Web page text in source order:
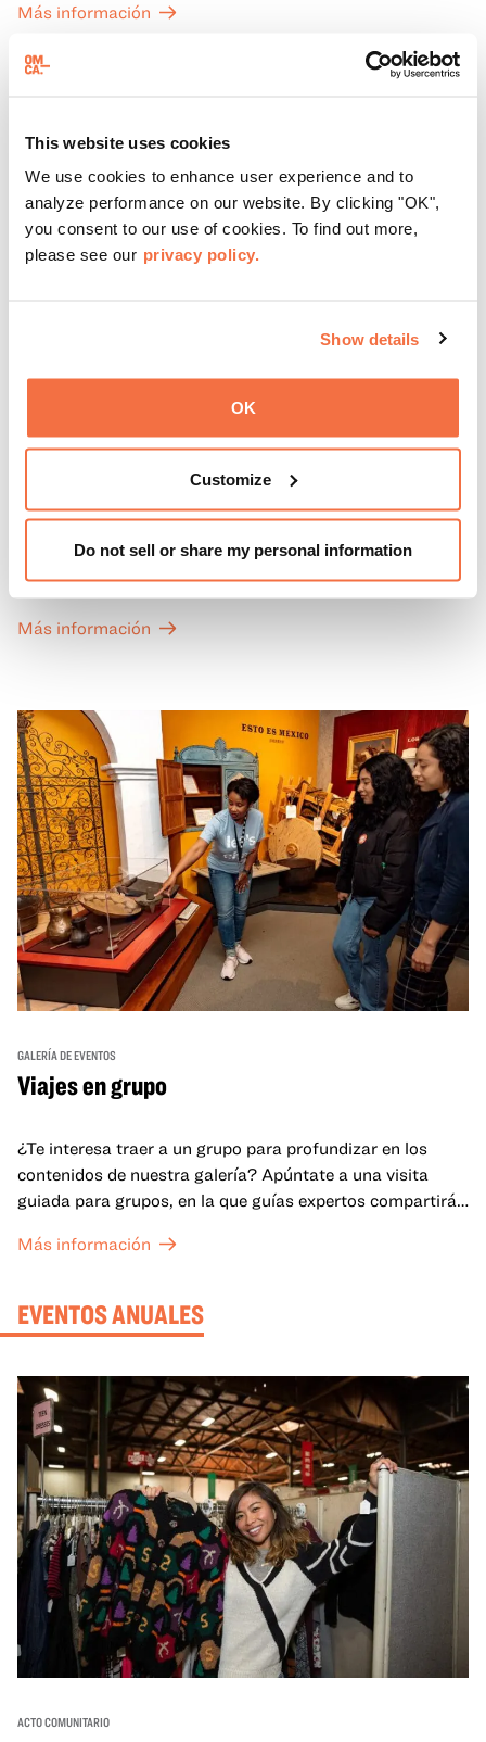
This website uses cookies
We use cookies to enhance user experience and to
analyze performance on our website. By clicking "OK",
you consent to our use of cookies. To find out more,
please see our privacy policy.
Show details
OK
Customize
Do not sell or share my personal information
Más información
PRIMEROS DOMINGOS
Primeros domingos
a las Galerías de Arte, Historia y Ciencias Naturales de
California del OMCA es gratuita y las entradas para las
a un precio reducido de 6 $.
Más información
GALERÍA DE EVENTOS
Viajes en grupo
¿Te interesa traer a un grupo para profundizar en los
contenidos de nuestra galería? Apúntate a una visita
guiada para grupos, en la que guías expertos compartirán
mejor lo que se expone en las galerías del OMCA.
Más información
EVENTOS ANUALES
ACTO COMUNITARIO